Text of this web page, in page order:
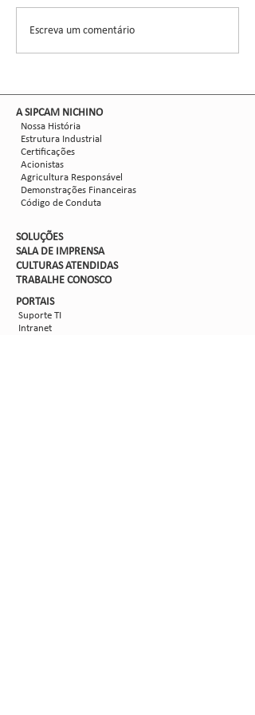
Nova safra de milho:
como mitigar as perdas
Escreva um comentário
​A SIPCAM NICHINO
Nossa História
Estrutura Industrial
Certificações
Acionistas
Agricultura Responsável
Demonstrações Financeiras
Código de Conduta
SOLUÇÕES
SALA DE IMPRENSA
CULTURAS ATENDIDAS
TRABALHE CONOSCO
PORTAIS
Suporte TI
Intranet